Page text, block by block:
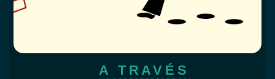
A TRAVÉS